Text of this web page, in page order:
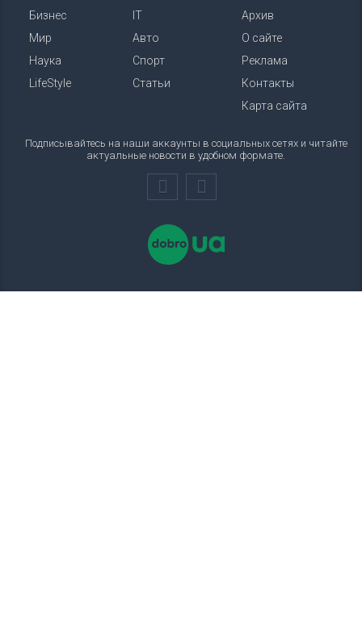
Бизнес
Мир
Наука
LifeStyle
IT
Авто
Спорт
Статьи
Архив
О сайте
Реклама
Контакты
Карта сайта
Подписывайтесь на наши аккаунты в социальных сетях и читайте
актуальные новости в удобном формате.